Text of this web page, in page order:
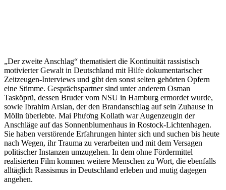
„Der zweite Anschlag“ thematisiert die Kontinuität rassistisch
motivierter Gewalt in Deutschland mit Hilfe dokumentarischer
Zeitzeugen-Interviews und gibt den sonst selten gehörten Opfern
eine Stimme. Gesprächspartner sind unter anderem Osman
Tasköprü, dessen Bruder vom NSU in Hamburg ermordet wurde,
sowie Ibrahim Arslan, der den Brandanschlag auf sein Zuhause in
Mölln überlebte. Mai Phương Kollath war Augenzeugin der
Anschläge auf das Sonnenblumenhaus in Rostock-Lichtenhagen.
Sie haben verstörende Erfahrungen hinter sich und suchen bis heute
nach Wegen, ihr Trauma zu verarbeiten und mit dem Versagen
politischer Instanzen umzugehen. In dem ohne Fördermittel
realisierten Film kommen weitere Menschen zu Wort, die ebenfalls
alltäglich Rassismus in Deutschland erleben und mutig dagegen
angehen.